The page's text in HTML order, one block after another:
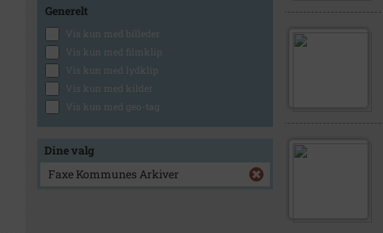
Generelt
Vis kun med billeder
Vis kun med filmklip
Vis kun med lydklip
Vis kun med kilder
Vis kun med geo-tag
Dine valg
Faxe Kommunes Arkiver